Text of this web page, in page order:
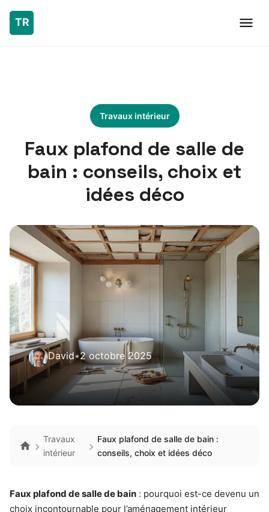
Travaux intérieur
Faux plafond de salle de
bain : conseils, choix et
idées déco
David•2 octobre 2025
Travaux
intérieur
Faux plafond de salle de bain :
conseils, choix et idées déco
Faux plafond de salle de bain : pourquoi est-ce devenu un
choix incontournable pour l’aménagement intérieur